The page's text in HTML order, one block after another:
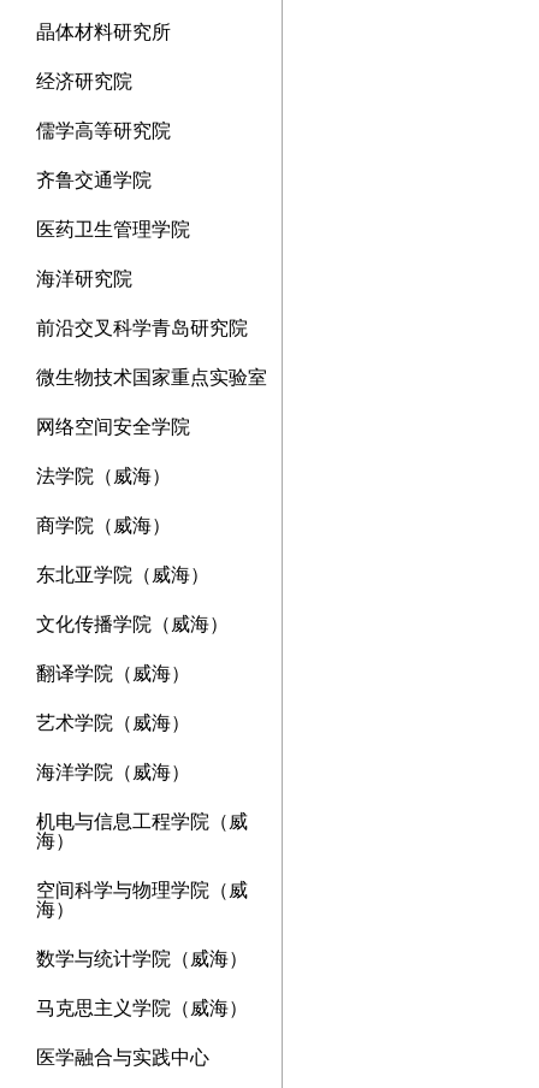
晶体材料研究所
经济研究院
儒学高等研究院
齐鲁交通学院
医药卫生管理学院
海洋研究院
前沿交叉科学青岛研究院
微生物技术国家重点实验室
网络空间安全学院
法学院（威海）
商学院（威海）
东北亚学院（威海）
文化传播学院（威海）
翻译学院（威海）
艺术学院（威海）
海洋学院（威海）
机电与信息工程学院（威
海）
空间科学与物理学院（威
海）
数学与统计学院（威海）
马克思主义学院（威海）
医学融合与实践中心